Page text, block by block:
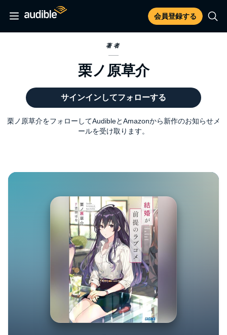
会員登録する
著者
栗ノ原草介
サインインしてフォローする
栗ノ原草介をフォローしてAudibleとAmazonから新作のお知らせメ
ールを受け取ります。